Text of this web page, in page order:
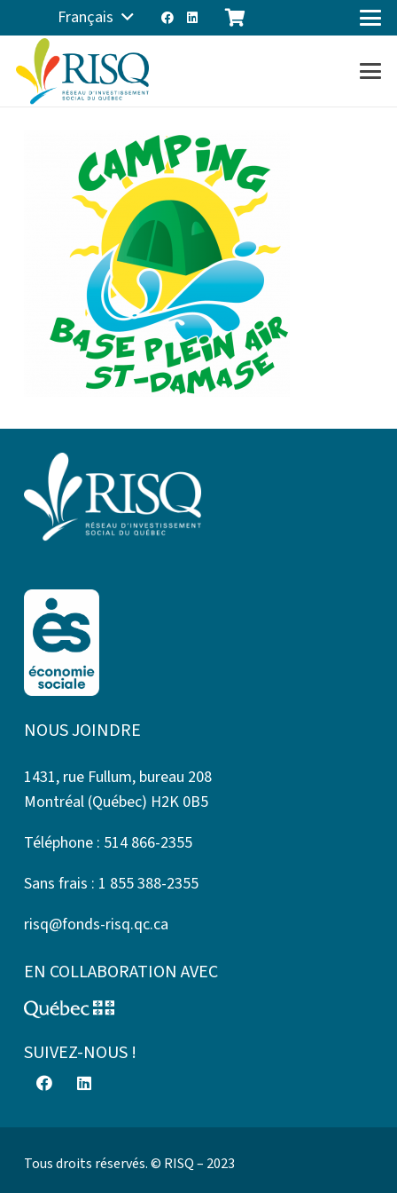
Français
NOUS JOINDRE
1431, rue Fullum, bureau 208
Montréal (Québec) H2K 0B5
Téléphone : 514 866-2355
Sans frais : 1 855 388-2355
risq@fonds-risq.qc.ca
EN COLLABORATION AVEC
SUIVEZ-NOUS !
Tous droits réservés. © RISQ – 2023